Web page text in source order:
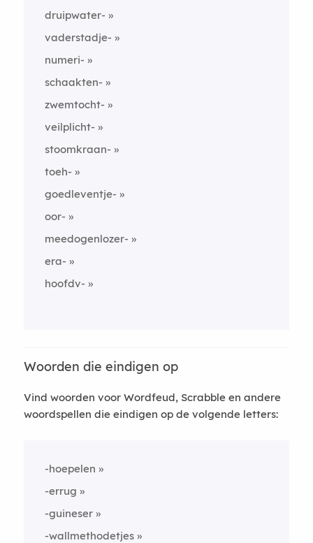
druipwater-
vaderstadje-
numeri-
schaakten-
zwemtocht-
veilplicht-
stoomkraan-
toeh-
goedleventje-
oor-
meedogenlozer-
era-
hoofdv-
Woorden die eindigen op
Vind woorden voor Wordfeud, Scrabble en andere
woordspellen die eindigen op de volgende letters:
-hoepelen
-errug
-guineser
-wallmethodetjes